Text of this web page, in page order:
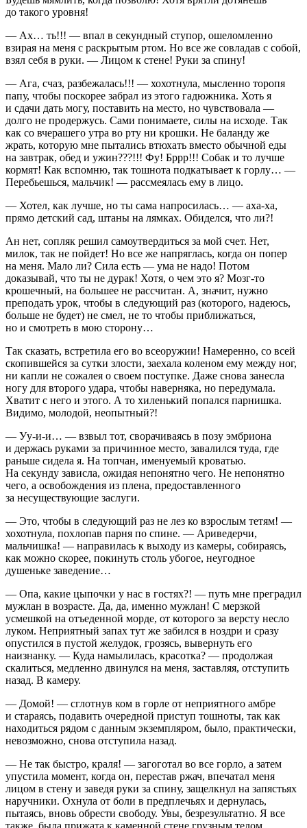
до такого уровня!
— Ах… ть!!! — впал в секундный ступор, ошеломленно
взирая на меня с раскрытым ртом. Но все же совладав с собой,
взял себя в руки. — Лицом к стене! Руки за спину!
— Ага, счаз, разбежалась!!! — хохотнула, мысленно торопя
папу, чтобы поскорее забрал из этого гадюжника. Хоть я
и сдачи дать могу, поставить на место, но чувствовала —
долго не продержусь. Сами понимаете, силы на исходе. Так
как со вчерашего утра во рту ни крошки. Не баланду же
жрать, которую мне пытались втюхать вместо обычной еды
на завтрак, обед и ужин???!!! Фу! Бррр!!! Собак и то лучше
кормят! Как вспомню, так тошнота подкатывает к горлу… —
Перебьешься, мальчик! — рассмеялась ему в лицо.
— Хотел, как лучше, но ты сама напросилась… — аха-ха,
прямо детский сад, штаны на лямках. Обиделся, что ли?!
Ан нет, сопляк решил самоутвердиться за мой счет. Нет,
милок, так не пойдет! Но все же напряглась, когда он попер
на меня. Мало ли? Сила есть — ума не надо! Потом
доказывай, что ты не дурак! Хотя, о чем это я? Мозг-то
крошечный, на большее не рассчитан. А, значит, нужно
преподать урок, чтобы в следующий раз (которого, надеюсь,
больше не будет) не смел, не то чтобы приближаться,
но и смотреть в мою сторону…
Так сказать, встретила его во всеоружии! Намеренно, со всей
скопившейся за сутки злости, заехала коленом ему между ног,
ни капли не сожалея о своем поступке. Даже снова занесла
ногу для второго удара, чтобы наверняка, но передумала.
Хватит с него и этого. А то хиленький попался парнишка.
Видимо, молодой, неопытный?!
— Уу-и-и… — взвыл тот, сворачиваясь в позу эмбриона
и держась руками за причинное место, завалился туда, где
раньше сидела я. На топчан, именуемый кроватью.
На секунду зависла, ожидая непонятно чего. Не непонятно
чего, а освобождения из плена, предоставленного
за несуществующие заслуги.
— Это, чтобы в следующий раз не лез ко взрослым тетям! —
хохотнула, похлопав парня по спине. — Ариведерчи,
мальчишка! — направилась к выходу из камеры, собираясь,
как можно скорее, покинуть столь убогое, неугодное
душеньке заведение…
— Опа, какие цыпочки у нас в гостях?! — путь мне преградил
мужлан в возрасте. Да, да, именно мужлан! С мерзкой
усмешкой на отъеденной морде, от которого за версту несло
луком. Неприятный запах тут же забился в ноздри и сразу
опустился в пустой желудок, грозясь, вывернуть его
наизнанку. — Куда намылилась, красотка? — продолжая
скалиться, медленно двинулся на меня, заставляя, отступить
назад. В камеру.
— Домой! — сглотнув ком в горле от неприятного амбре
и стараясь, подавить очередной приступ тошноты, так как
находиться рядом с данным экземпляром, было, практически,
невозможно, снова отступила назад.
— Не так быстро, краля! — загоготал во все горло, а затем
упустила момент, когда он, перестав ржач, впечатал меня
лицом в стену и заведя руки за спину, защелкнул на запястьях
наручники. Охнула от боли в предплечьях и дернулась,
пытаясь, вновь обрести свободу. Увы, безрезультатно. Я все
также, была прижата к каменной стене грузным телом,